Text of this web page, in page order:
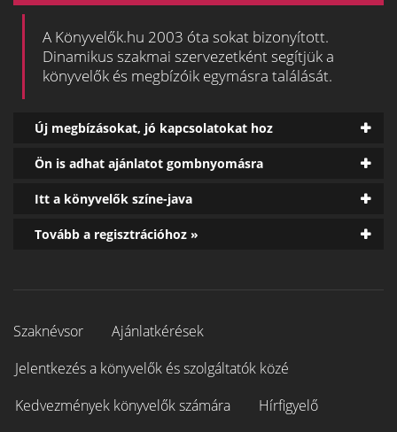
A Könyvelők.hu 2003 óta sokat bizonyított.
Dinamikus szakmai szervezetként segítjük a
könyvelők és megbízóik egymásra találását.
Új megbízásokat, jó kapcsolatokat hoz
Ön is adhat ajánlatot gombnyomásra
Itt a könyvelők színe-java
Tovább a regisztrációhoz »
Szaknévsor
Ajánlatkérések
Jelentkezés a könyvelők és szolgáltatók közé
Kedvezmények könyvelők számára
Hírfigyelő